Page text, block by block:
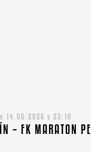
v 23:10
– FK MARATON